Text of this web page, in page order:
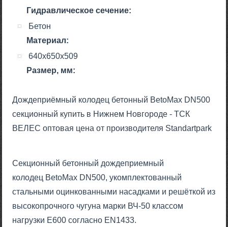
Гидравлическое сечение:
Материал:
Бетон
Размер, мм:
640x650x509
Дождеприёмный колодец бетонный BetoMax DN500
секционный купить в Нижнем Новгороде - ТСК
ВЕЛЕС оптовая цена от производителя Standartpark
Секционный бетонный дождеприемный
колодец BetoMax DN500, укомплектованный
стальными оцинкованными насадками и решёткой из
высокопрочного чугуна марки ВЧ-50 классом
нагрузки Е600 согласно EN1433.